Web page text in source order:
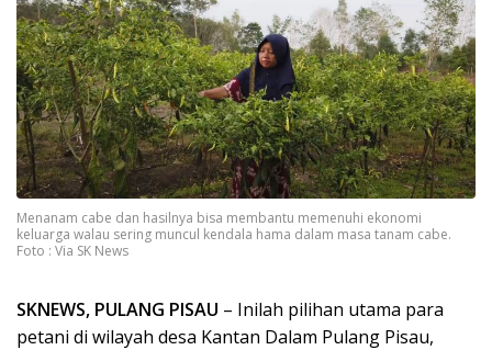
Menanam cabe dan hasilnya bisa membantu memenuhi ekonomi
keluarga walau sering muncul kendala hama dalam masa tanam cabe.
Foto : Via SK News
SKNEWS, PULANG PISAU – Inilah pilihan utama para
petani di wilayah desa Kantan Dalam Pulang Pisau,